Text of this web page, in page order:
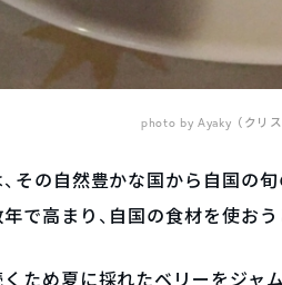
photo by Ayaky（クリ
その自然豊かな国から自国の
で高まり、自国の食材を使お
ため夏に採れたベリーをジャ